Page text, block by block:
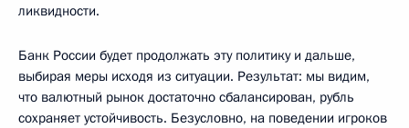
ликвидности.
Банк России будет продолжать эту политику и дальше,
выбирая меры исходя из ситуации. Результат: мы видим,
что валютный рынок достаточно сбалансирован, рубль
сохраняет устойчивость. Безусловно, на поведении игроков